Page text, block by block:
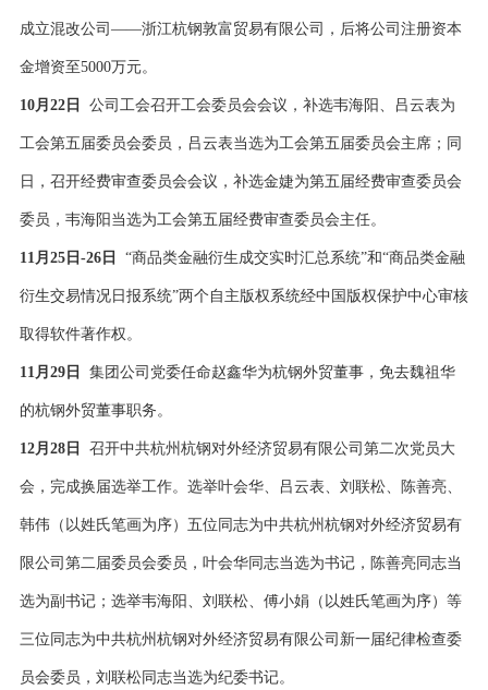
成立混改公司——浙江杭钢敦富贸易有限公司，后将公司注册资本
金增资至5000万元。
10月22日 公司工会召开工会委员会会议，补选韦海阳、吕云表为
工会第五届委员会委员，吕云表当选为工会第五届委员会主席；同
日，召开经费审查委员会会议，补选金婕为第五届经费审查委员会
委员，韦海阳当选为工会第五届经费审查委员会主任。
11月25日-26日 “商品类金融衍生成交实时汇总系统”和“商品类金融
衍生交易情况日报系统”两个自主版权系统经中国版权保护中心审核
取得软件著作权。
11月29日 集团公司党委任命赵鑫华为杭钢外贸董事，免去魏祖华
的杭钢外贸董事职务。
12月28日 召开中共杭州杭钢对外经济贸易有限公司第二次党员大
会，完成换届选举工作。选举叶会华、吕云表、刘联松、陈善亮、
韩伟（以姓氏笔画为序）五位同志为中共杭州杭钢对外经济贸易有
限公司第二届委员会委员，叶会华同志当选为书记，陈善亮同志当
选为副书记；选举韦海阳、刘联松、傅小娟（以姓氏笔画为序）等
三位同志为中共杭州杭钢对外经济贸易有限公司新一届纪律检查委
员会委员，刘联松同志当选为纪委书记。